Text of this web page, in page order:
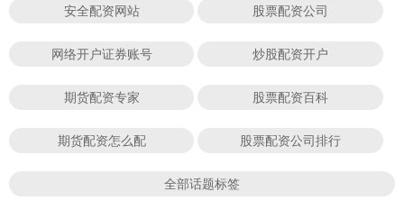
安全配资网站 股票配资公司
网络开户证券账号 炒股配资开户
期货配资专家 股票配资百科
期货配资怎么配 股票配资公司排行
全部话题标签